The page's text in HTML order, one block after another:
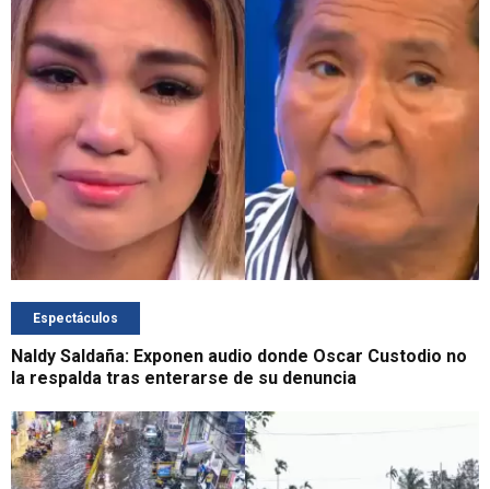
Espectáculos
Naldy Saldaña: Exponen audio donde Oscar Custodio no
la respalda tras enterarse de su denuncia